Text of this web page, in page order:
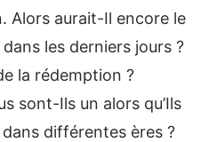
Alors aurait-Il encore le
les derniers jours ?
la rédemption ?
sont-Ils un alors qu’Ils
différentes ères ?